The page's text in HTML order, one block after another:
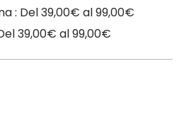
: Del 39,00€ al 99,00€
39,00€ al 99,00€